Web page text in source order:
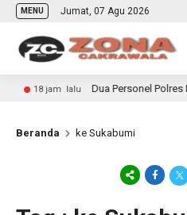
MENU Jumat, 07 Agu 2026
18 jam lalu Dua Personel Polres
Beranda ke Sukabumi